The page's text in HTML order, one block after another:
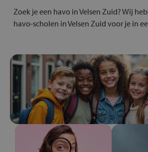
Zoek je een havo in Velsen Zuid? Wij
havo-scholen in Velsen Zuid voor je in